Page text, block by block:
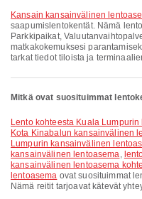
Kansain kansainvälinen
saapumislentokentät. Nämä
Parkkipaikat,
matkakokemuksesi
tarkat tiedot tiloista ja
Mitkä ovat suosituimmat
lento kohteesta Kuala Lumpurin kansainvälinen lentoasema kohteeseen
Kota Kinabalun kansainvälinen
Lumpurin kansainvälinen
kansainvälinen lentoasema,
kansainvälinen lentoasema
lentoasema ovat suosituimmat
Nämä reitit tarjoavat kätevät